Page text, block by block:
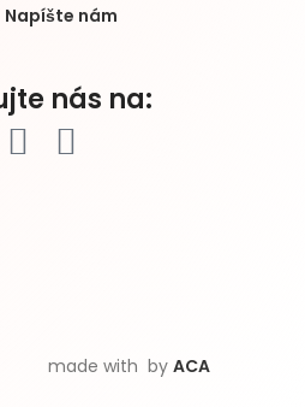
Napíšte nám
nás na:
made with by ACA